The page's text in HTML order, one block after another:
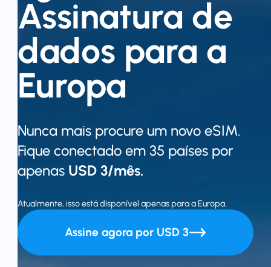
Por que Nomad eSIM
Usando um eSIM
Assinatura de
dados para a
Europa
Nunca mais procure um novo eSIM.
Fique conectado em 35 países por
apenas USD 3/mês.
Atualmente, isso está disponível apenas para a Europa.
Assine agora por USD 3